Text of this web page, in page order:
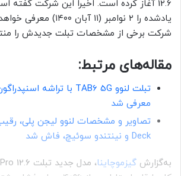
12.6 آغاز کرده است. اخیرا این شرکت
یادشده را ۲ نوامبر (۱۱ آبان
شرکت برخی از مشخصات تبلت جدیدش را
مقاله‌های مرتبط:
معرفی شد
تصاویر و مشخصات لنوو لیجن پلی،
Deck و نینتندو سوئیچ، فاش شد
به‌گزارش گیزموچاینا